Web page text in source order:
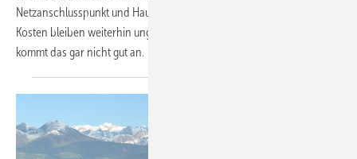
Netzanschlusspunkt und Hausanschluss anteilig übernehmen. Die
Kosten bleiben weiterhin ungleich verteilt. In der Speicherbranche
kommt das gar nicht gutan.